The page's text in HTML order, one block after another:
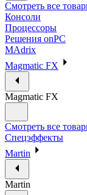
Смотреть все
Консоли
Процессоры
Решения onPC
MAdrix
Magmatic FX
Magmatic FX
Смотреть все
Спецэффекты
Martin
Martin